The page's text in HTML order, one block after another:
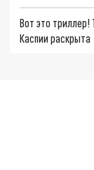
Вот это триллер!
Каспии раскрыта